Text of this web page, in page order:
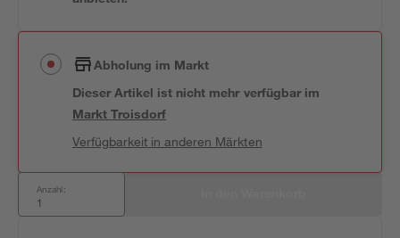
Abholung im Markt
Dieser Artikel ist nicht mehr verfügbar im
MarktTroisdorf
Verfügbarkeit in anderen Märkten
Anzahl: